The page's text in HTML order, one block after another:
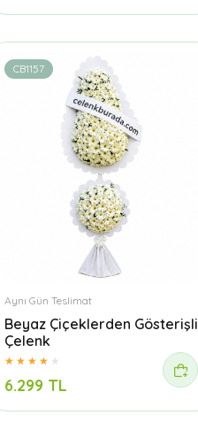
CB1157
Aynı Gün Teslimat
Beyaz Çiçeklerden Gösterişli
Çelenk
6.299 TL